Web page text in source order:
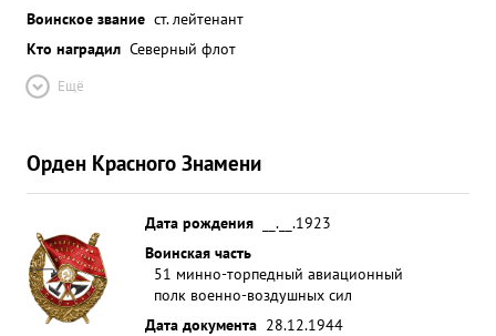
Воинское звание ст. лейтенант
Кто наградил Северный флот
Ещё
Орден Красного Знамени
Дата рождения
__.__.1923
Воинская часть
51 минно-торпедный авиационный
полк военно-воздушных сил
Дата документа 28.12.1944